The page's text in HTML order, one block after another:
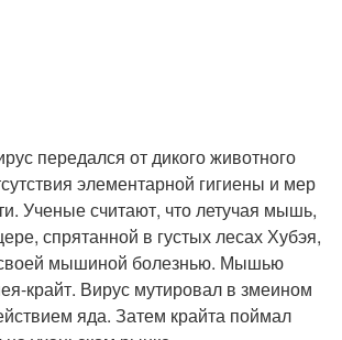
передался от дикого животного
элементарной гигиены и мер
Ученые считают, что летучая мышь,
спрятанной в густых лесах Хубэя,
своей мышиной болезнью. Мышью
крайт. Вирус мутировал в змеином
яда. Затем крайта поймал